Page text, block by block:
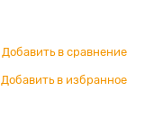
Добавить в сравнение
Добавить в избранное